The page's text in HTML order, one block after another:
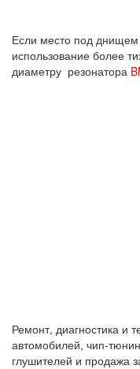
Если место под
использование более
диаметру резонатора
Ремонт, диагностика и
автомобилей, чип-
глушителей и продажа